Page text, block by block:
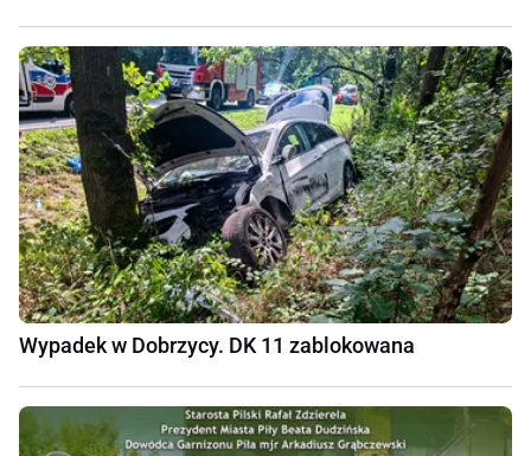
Wypadek w Dobrzycy. DK 11 zablokowana